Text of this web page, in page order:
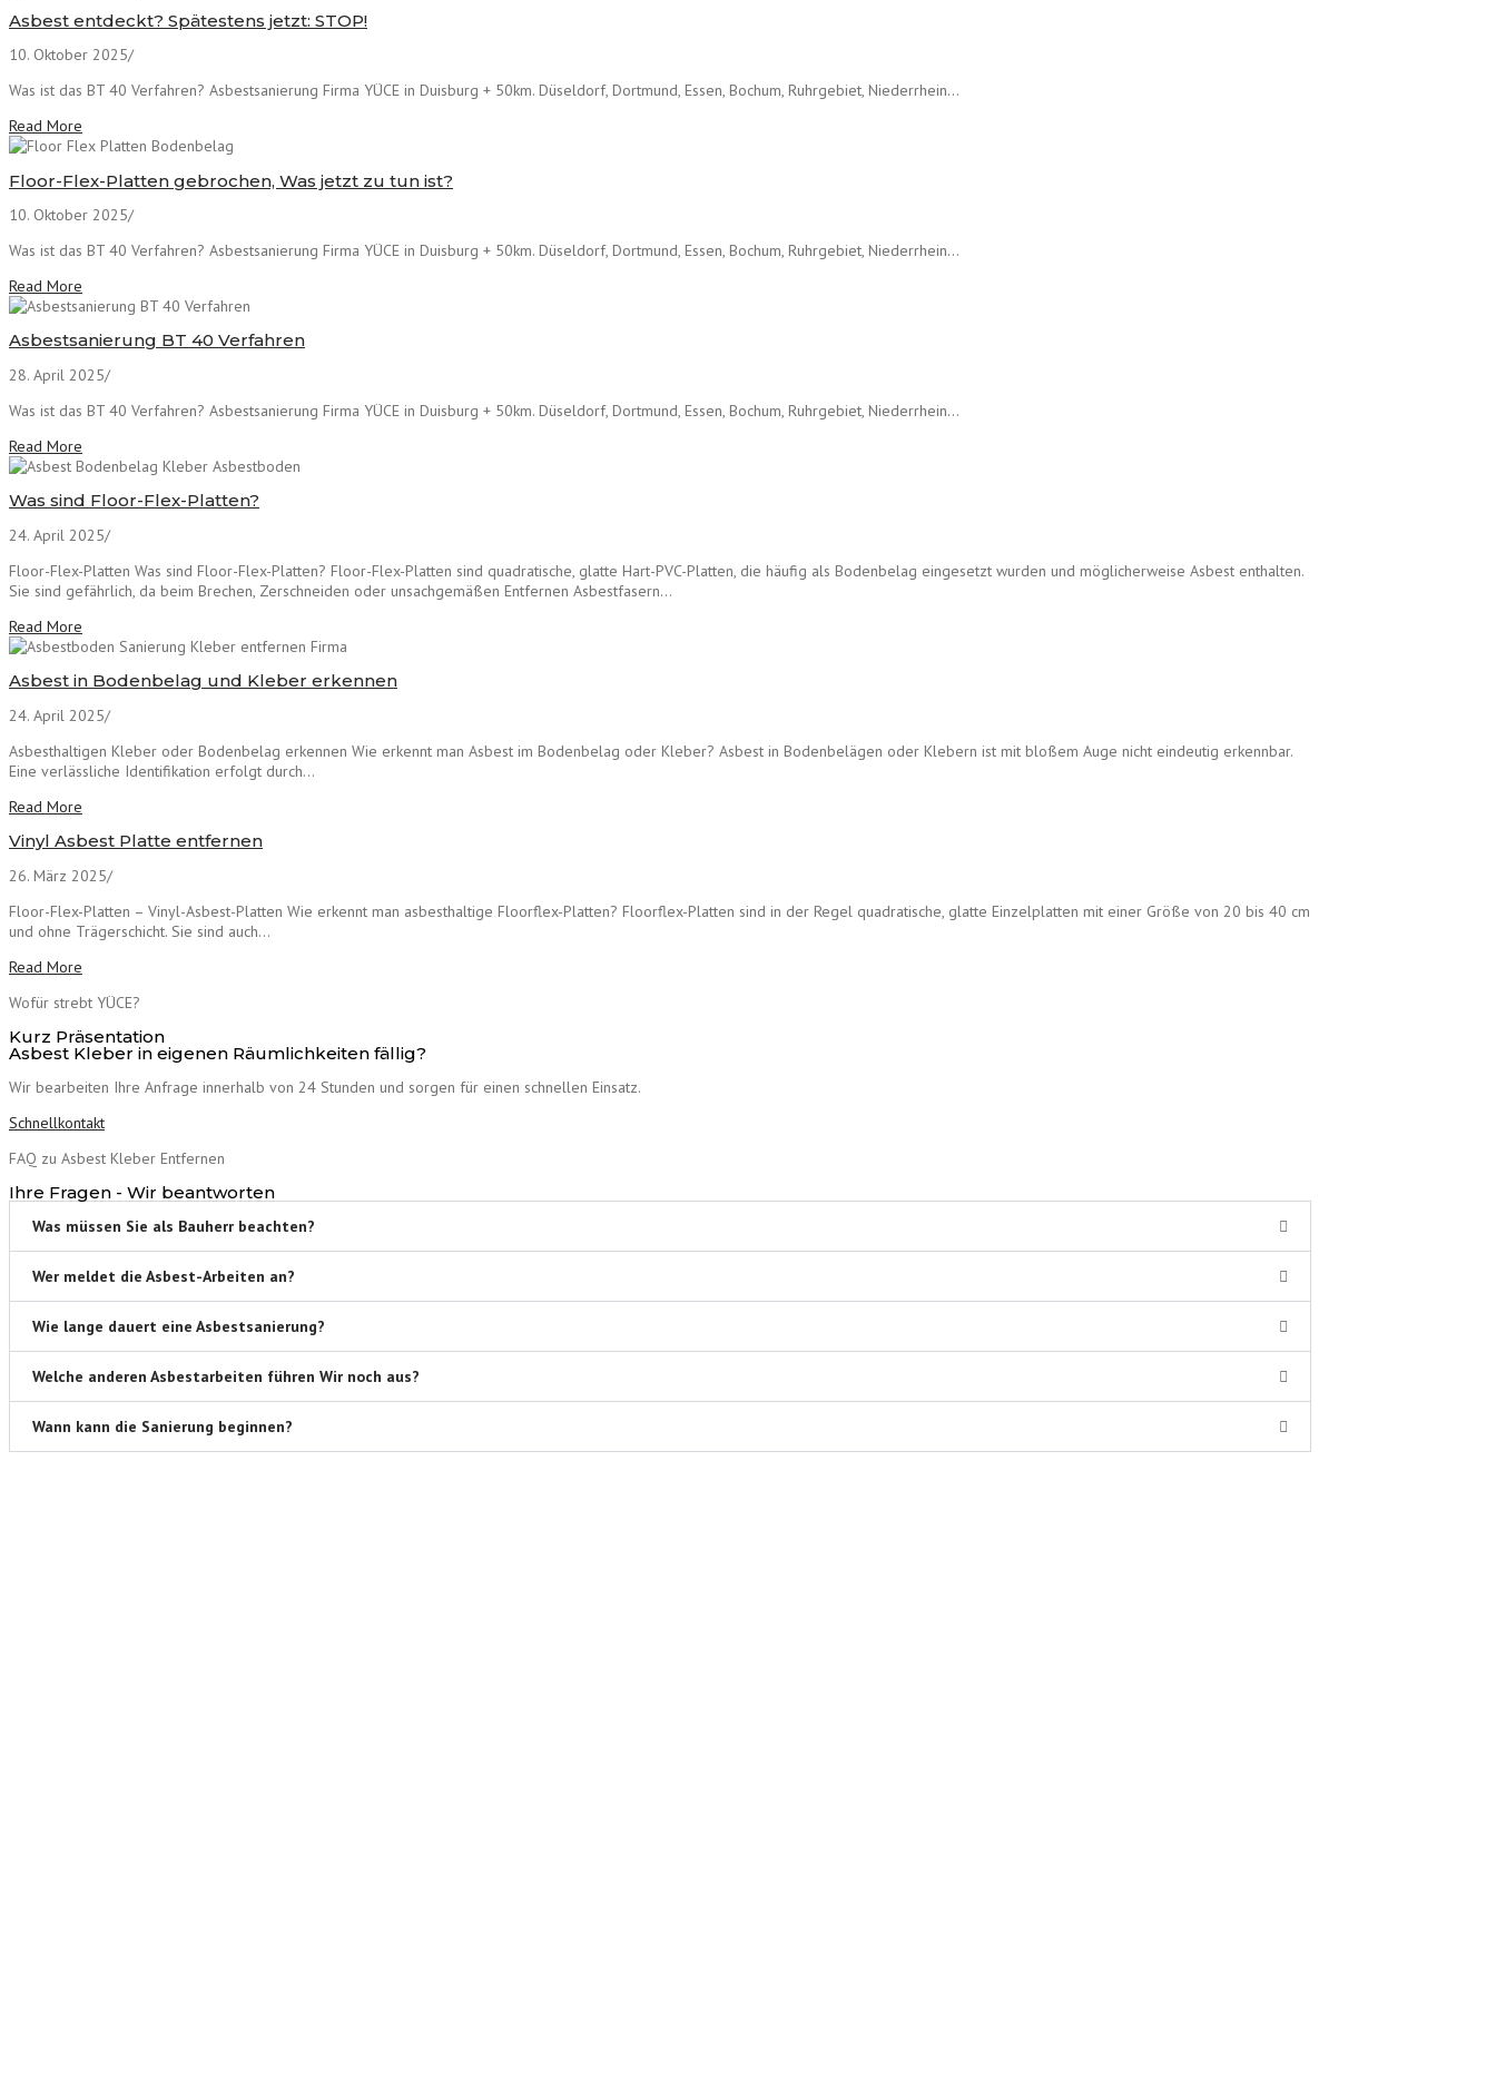
Asbest entdeckt? Spätestens jetzt: STOP!
10. Oktober 2025/
Was ist das BT 40 Verfahren? Asbestsanierung Firma YÜCE in Duisburg + 50km. Düseldorf, Dortmund, Essen, Bochum, Ruhrgebiet, Niederrhein...
Read More
Floor-Flex-Platten gebrochen, Was jetzt zu tun ist?
10. Oktober 2025/
Was ist das BT 40 Verfahren? Asbestsanierung Firma YÜCE in Duisburg + 50km. Düseldorf, Dortmund, Essen, Bochum, Ruhrgebiet, Niederrhein...
Read More
Asbestsanierung BT 40 Verfahren
28. April 2025/
Was ist das BT 40 Verfahren? Asbestsanierung Firma YÜCE in Duisburg + 50km. Düseldorf, Dortmund, Essen, Bochum, Ruhrgebiet, Niederrhein...
Read More
Was sind Floor-Flex-Platten?
24. April 2025/
Floor-Flex-Platten Was sind Floor-Flex-Platten? Floor-Flex-Platten sind quadratische, glatte Hart-PVC-Platten, die häufig als Bodenbelag eingesetzt wurden und möglicherweise Asbest enthalten.
Sie sind gefährlich, da beim Brechen, Zerschneiden oder unsachgemäßen Entfernen Asbestfasern…
Read More
Asbest in Bodenbelag und Kleber erkennen
24. April 2025/
Asbesthaltigen Kleber oder Bodenbelag erkennen Wie erkennt man Asbest im Bodenbelag oder Kleber? Asbest in Bodenbelägen oder Klebern ist mit bloßem Auge nicht eindeutig erkennbar.
Eine verlässliche Identifikation erfolgt durch…
Read More
Vinyl Asbest Platte entfernen
26. März 2025/
Floor-Flex-Platten – Vinyl-Asbest-Platten Wie erkennt man asbesthaltige Floorflex-Platten? Floorflex-Platten sind in der Regel quadratische, glatte Einzelplatten mit einer Größe von 20 bis 40 cm
und ohne Trägerschicht. Sie sind auch…
Read More
Wofür strebt YÜCE?
Kurz Präsentation
Asbest Kleber in eigenen Räumlichkeiten fällig?
Wir bearbeiten Ihre Anfrage innerhalb von 24 Stunden und sorgen für einen schnellen Einsatz.
Schnellkontakt
FAQ zu Asbest Kleber Entfernen
Ihre Fragen - Wir beantworten
Was müssen Sie als Bauherr beachten?
Wer meldet die Asbest-Arbeiten an?
Wie lange dauert eine Asbestsanierung?
Welche anderen Asbestarbeiten führen Wir noch aus?
Wann kann die Sanierung beginnen?